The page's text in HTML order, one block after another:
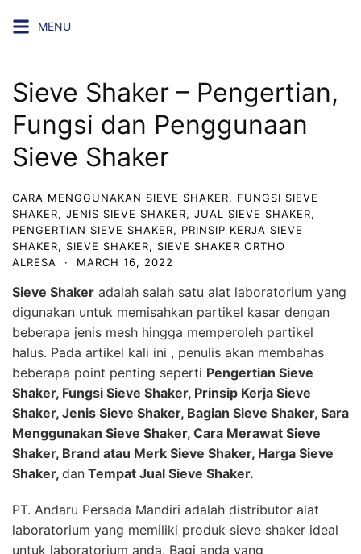
MENU
Sieve Shaker – Pengertian,
Fungsi dan Penggunaan
Sieve Shaker
CARA MENGGUNAKAN SIEVE SHAKER, FUNGSI SIEVE
SHAKER, JENIS SIEVE SHAKER, JUAL SIEVE SHAKER,
PENGERTIAN SIEVE SHAKER, PRINSIP KERJA SIEVE
SHAKER, SIEVE SHAKER, SIEVE SHAKER ORTHO
ALRESA
· MARCH 16, 2022
Sieve Shaker adalah salah satu alat laboratorium yang
digunakan untuk memisahkan partikel kasar dengan
beberapa jenis mesh hingga memperoleh partikel
halus. Pada artikel kali ini , penulis akan membahas
beberapa point penting seperti Pengertian Sieve
Shaker, Fungsi Sieve Shaker, Prinsip Kerja Sieve
Shaker, Jenis Sieve Shaker, Bagian Sieve Shaker, Sara
Menggunakan Sieve Shaker, Cara Merawat Sieve
Shaker, Brand atau Merk Sieve Shaker, Harga Sieve
Shaker, dan Tempat Jual Sieve Shaker.
PT. Andaru Persada Mandiri adalah distributor alat
laboratorium yang memiliki produk sieve shaker ideal
untuk laboratorium anda. Bagi anda yang